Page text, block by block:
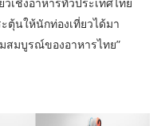
ตุ้นให้นักท่องเที่ยวได้มา
สมบูรณ์ของอาหารไทย”